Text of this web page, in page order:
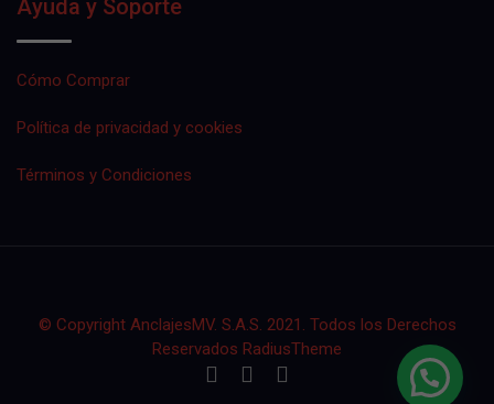
Ayuda y Soporte
Cómo Comprar
Política de privacidad y cookies
Términos y Condiciones
© Copyright AnclajesMV. S.A.S. 2021. Todos los Derechos
Reservados RadiusTheme